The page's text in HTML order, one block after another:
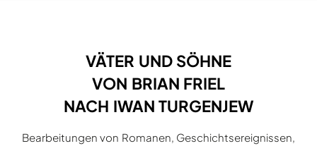
VÄTER UND SÖHNE
VON BRIAN FRIEL
NACH IWAN TURGENJEW
Bearbeitungen von Romanen, Geschichtsereignissen,